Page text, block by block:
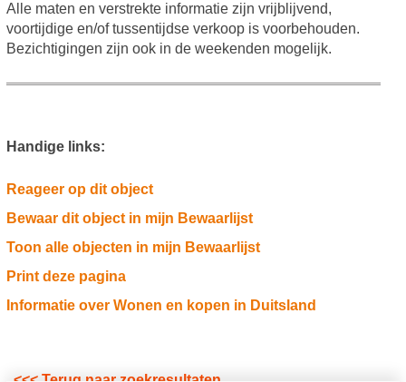
Alle maten en verstrekte informatie zijn vrijblijvend,
voortijdige en/of tussentijdse verkoop is voorbehouden.
Bezichtigingen zijn ook in de weekenden mogelijk.
Handige links:
Reageer op dit object
Bewaar dit object in mijn Bewaarlijst
Toon alle objecten in mijn Bewaarlijst
Print deze pagina
Informatie over Wonen en kopen in Duitsland